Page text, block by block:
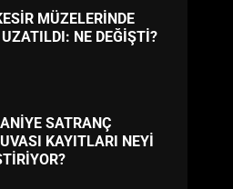
SATRANÇ
KAYITLARI NEYİ
YENİ
NASIL ŞEKİLLENDİ?